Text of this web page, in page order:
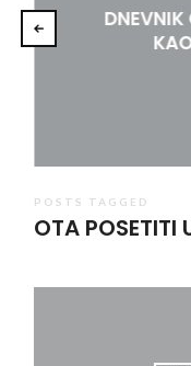
DNEVNIK
POSTS TAGGED
OTA POSETITI